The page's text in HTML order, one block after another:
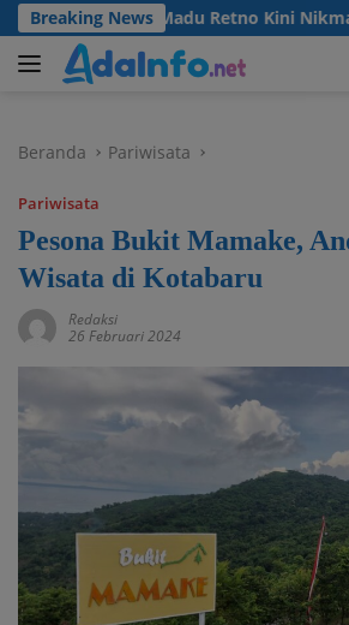
Langsung
ke
konten
Breaking News
Desa Madu Retno Kini Nikmati
Beranda Pariwisata
Pariwisata
Pesona Bukit Mamake,
Wisata di Kotabaru
Redaksi
26 Februari 2024